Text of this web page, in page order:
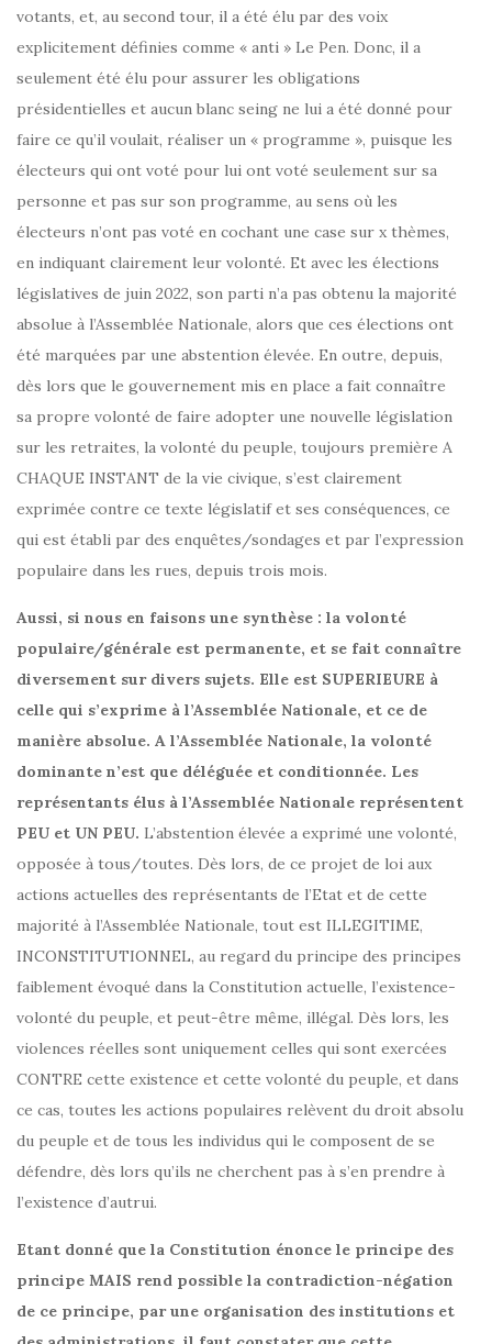
votants, et, au second tour, il a été élu par des voix
explicitement définies comme « anti » Le Pen. Donc, il a
seulement été élu pour assurer les obligations
présidentielles et aucun blanc seing ne lui a été donné pour
faire ce qu’il voulait, réaliser un « programme », puisque les
électeurs qui ont voté pour lui ont voté seulement sur sa
personne et pas sur son programme, au sens où les
électeurs n’ont pas voté en cochant une case sur x thèmes,
en indiquant clairement leur volonté. Et avec les élections
législatives de juin 2022, son parti n’a pas obtenu la majorité
absolue à l’Assemblée Nationale, alors que ces élections ont
été marquées par une abstention élevée. En outre, depuis,
dès lors que le gouvernement mis en place a fait connaître
sa propre volonté de faire adopter une nouvelle législation
sur les retraites, la volonté du peuple, toujours première A
CHAQUE INSTANT de la vie civique, s’est clairement
exprimée contre ce texte législatif et ses conséquences, ce
qui est établi par des enquêtes/sondages et par l’expression
populaire dans les rues, depuis trois mois.
Aussi, si nous en faisons une synthèse : la volonté
populaire/générale est permanente, et se fait connaître
diversement sur divers sujets. Elle est SUPERIEURE à
celle qui s’exprime à l’Assemblée Nationale, et ce de
manière absolue. A l’Assemblée Nationale, la volonté
dominante n’est que déléguée et conditionnée. Les
représentants élus à l’Assemblée Nationale représentent
PEU et UN PEU. L’abstention élevée a exprimé une volonté,
opposée à tous/toutes. Dès lors, de ce projet de loi aux
actions actuelles des représentants de l’Etat et de cette
majorité à l’Assemblée Nationale, tout est ILLEGITIME,
INCONSTITUTIONNEL, au regard du principe des principes
faiblement évoqué dans la Constitution actuelle, l’existence-
volonté du peuple, et peut-être même, illégal. Dès lors, les
violences réelles sont uniquement celles qui sont exercées
CONTRE cette existence et cette volonté du peuple, et dans
ce cas, toutes les actions populaires relèvent du droit absolu
du peuple et de tous les individus qui le composent de se
défendre, dès lors qu’ils ne cherchent pas à s’en prendre à
l’existence d’autrui.
Etant donné que la Constitution énonce le principe des
principe MAIS rend possible la contradiction-négation
de ce principe, par une organisation des institutions et